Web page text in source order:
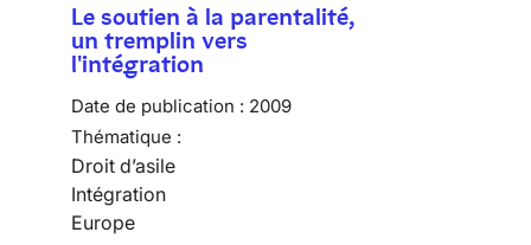
Le soutien à la parentalité,
un tremplin vers
l'intégration
Date de publication : 2009
Thématique :
Droit d’asile
Intégration
Europe